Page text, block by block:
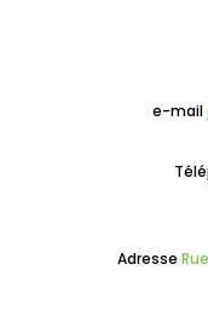
e-mail
Adresse